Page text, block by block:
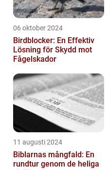
06 oktober 2024
Birdblocker: En Effektiv
Lösning för Skydd mot
Fågelskador
11 augusti 2024
Biblarnas mångfald: En
rundtur genom de heliga